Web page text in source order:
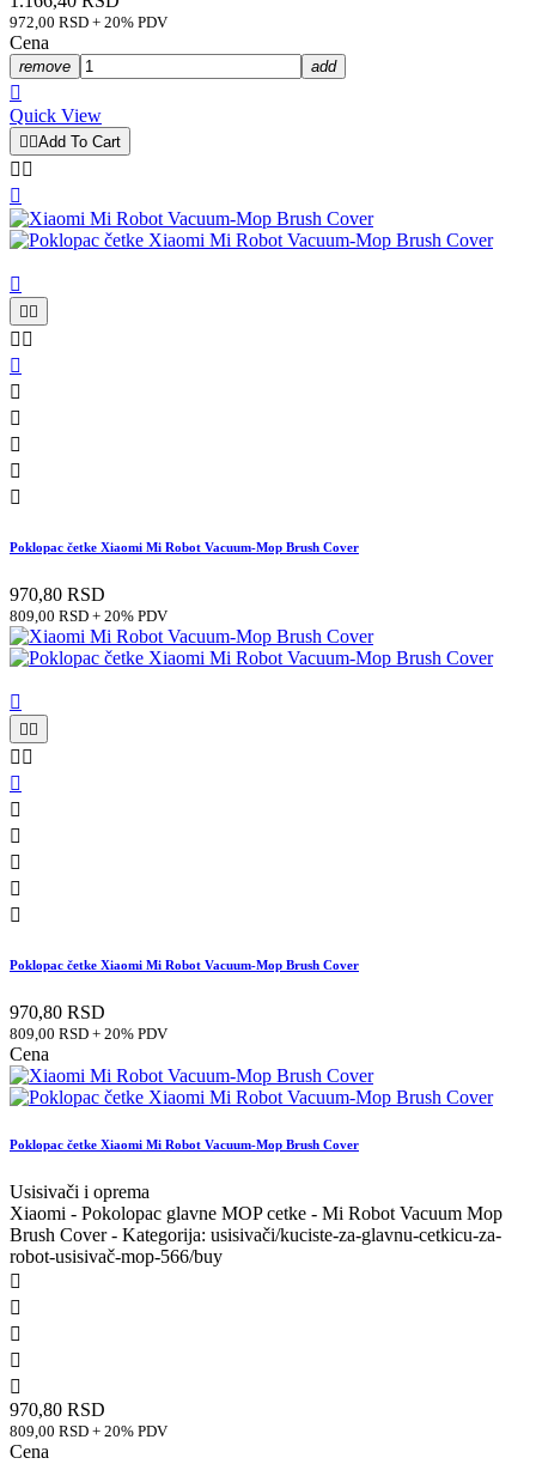
972,00 RSD + 20% PDV
Cena
remove add

Quick View
Add To Cart
 



 






Poklopac četke Xiaomi Mi Robot Vacuum-Mop Brush Cover
970,80 RSD
809,00 RSD + 20% PDV


 






Poklopac četke Xiaomi Mi Robot Vacuum-Mop Brush Cover
970,80 RSD
809,00 RSD + 20% PDV
Cena
Poklopac četke Xiaomi Mi Robot Vacuum-Mop Brush Cover
Usisivači i oprema
Xiaomi - Pokolopac glavne MOP cetke - Mi Robot Vacuum Mop
Brush Cover - Kategorija: usisivači/kuciste-za-glavnu-cetkicu-za-
robot-usisivač-mop-566/buy





970,80 RSD
809,00 RSD + 20% PDV
Cena